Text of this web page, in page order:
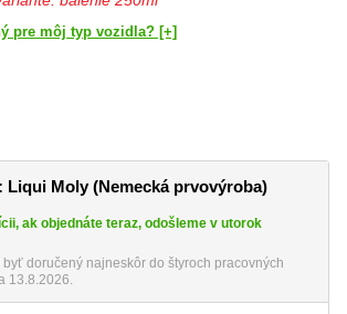
pre môj typ vozidla? [+]
Liqui Moly (Nemecká prvovýroba)
ak objednáte teraz, odošleme v utorok
byť doručený najneskôr do štyroch pracovných
13.8.2026.